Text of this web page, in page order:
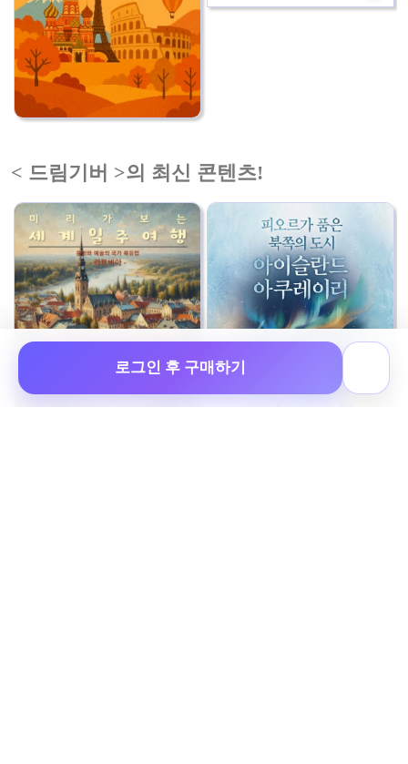
로그인 후 구매하기
< 드림기버 >의 최신 콘텐츠!